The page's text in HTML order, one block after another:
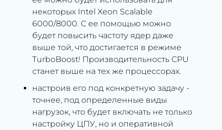
некоторых Intel Xeon Scalable
6000/8000. С ее помощью можно
будет повысить частоту ядер даже
выше той, что достигается в режиме
TurboBoost! Производительность CPU
станет выше на тех же процессорах.
настроив его под конкретную задачу -
точнее, под определенные виды
нагрузок, что будет включать не только
настройку ЦПУ, но и оперативной